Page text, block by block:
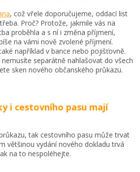
, což vřele doporučujeme, oddací list
Proč? Protože, jakmile vás na
proběhla a s ní i změna příjmení,
na vámi nově zvolené příjmení.
například v bance nebo pojišťovně.
separátně nahlašovat do všech
sken nového občanského průkazu.
i cestovního pasu mají
tak cestovního pasu může trvat
většinou vydání nového dokladu trvá
na to nespoléhejte.